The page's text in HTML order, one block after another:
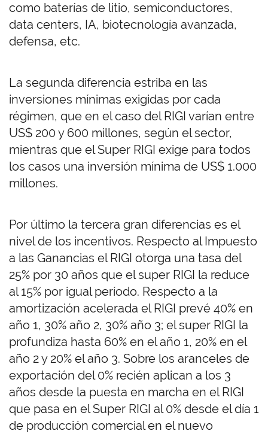
como baterías de litio, semiconductores,
data centers, IA, biotecnología avanzada,
defensa, etc.
La segunda diferencia estriba en las
inversiones mínimas exigidas por cada
régimen, que en el caso delRIGI varían entre
US$ 200 y 600 millones, según el sector,
mientras que el Super RIGI exige para todos
los casos una inversión mínima de US$ 1.000
millones.
Por último la tercera gran diferencias es el
nivel de los incentivos. Respecto al Impuesto
a las Ganancias el RIGI otorga una tasa del
25% por 30 años que el super RIGI la reduce
al 15% por igual período. Respecto a la
amortización acelerada el RIGI prevé 40% en
año 1, 30% año 2, 30% año 3; el super RIGI la
profundiza hasta 60% en el año 1, 20% en el
año 2 y 20% el año 3. Sobre los aranceles de
exportación del 0% recién aplican a los 3
años desde la puesta en marcha en el RIGI
que pasa en el Super RIGI al 0% desde el día 1
de producción comercial en el nuevo